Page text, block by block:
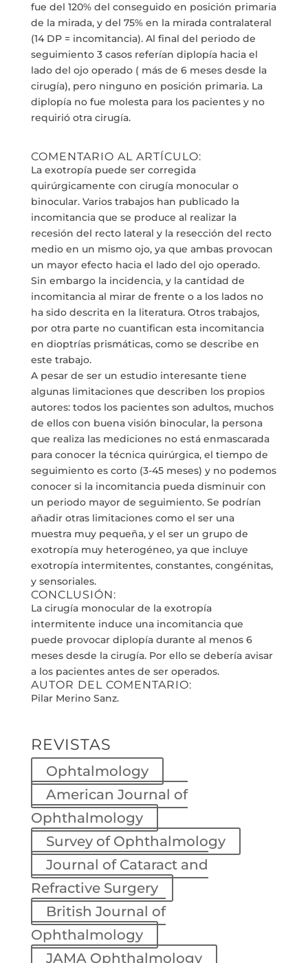
fue del 120% del conseguido en posición primaria
de la mirada, y del 75% en la mirada contralateral
(14 DP = incomitancia). Al final del periodo de
seguimiento 3 casos referían diplopía hacia el
lado del ojo operado ( más de 6 meses desde la
cirugía), pero ninguno en posición primaria. La
diplopía no fue molesta para los pacientes y no
requirió otra cirugía.
COMENTARIO AL ARTÍCULO:
La exotropía puede ser corregida
quirúrgicamente con cirugía monocular o
binocular. Varios trabajos han publicado la
incomitancia que se produce al realizar la
recesión del recto lateral y la resección del recto
medio en un mismo ojo, ya que ambas provocan
un mayor efecto hacia el lado del ojo operado.
Sin embargo la incidencia, y la cantidad de
incomitancia al mirar de frente o a los lados no
ha sido descrita en la literatura. Otros trabajos,
por otra parte no cuantifican esta incomitancia
en dioptrías prismáticas, como se describe en
este trabajo.
A pesar de ser un estudio interesante tiene
algunas limitaciones que describen los propios
autores: todos los pacientes son adultos, muchos
de ellos con buena visión binocular, la persona
que realiza las mediciones no está enmascarada
para conocer la técnica quirúrgica, el tiempo de
seguimiento es corto (3-45 meses) y no podemos
conocer si la incomitancia pueda disminuir con
un periodo mayor de seguimiento. Se podrían
añadir otras limitaciones como el ser una
muestra muy pequeña, y el ser un grupo de
exotropía muy heterogéneo, ya que incluye
exotropía intermitentes, constantes, congénitas,
y sensoriales.
CONCLUSIÓN:
La cirugía monocular de la exotropía
intermitente induce una incomitancia que
puede provocar diplopía durante al menos 6
meses desde la cirugía. Por ello se debería avisar
a los pacientes antes de ser operados.
AUTOR DEL COMENTARIO:
Pilar Merino Sanz.
REVISTAS
Ophtalmology
American Journal of
Ophthalmology
Survey of Ophthalmology
Journal of Cataract and
Refractive Surgery
British Journal of
Ophthalmology
JAMA Ophthalmology